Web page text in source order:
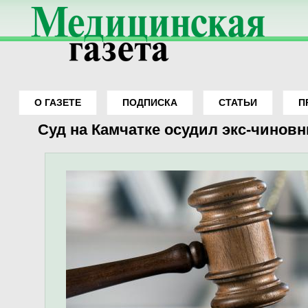
О ГАЗЕТЕ ПОДПИСКА СТАТЬИ
Вы здесь
Суд на Камчатке осудил экс-